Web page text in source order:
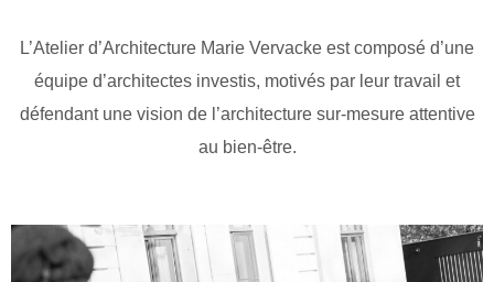
L’Atelier d’Architecture Marie Vervacke est composé d’une
équipe d’architectes investis, motivés par leur travail et
défendant une vision de l’architecture sur-mesure attentive
au bien-être.